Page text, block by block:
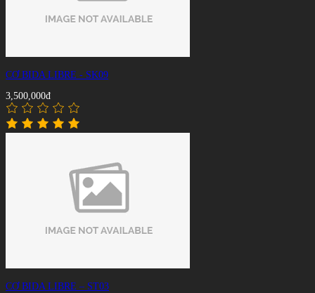
CƠ BIDA LIBRE - SK09
3,500,000đ
CƠ BIDA LIBRE – ST03